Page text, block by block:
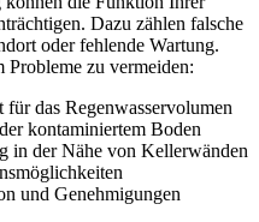
Dazu zählen falsche
oder fehlende Wartung.
Probleme zu vermeiden:
das Regenwasservolumen
kontaminiertem Boden
in der Nähe von Kellerwänden
und Genehmigungen